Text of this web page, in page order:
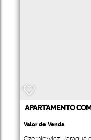
APARTAMENTO
CZERNIEWICZ
Valor de Venda